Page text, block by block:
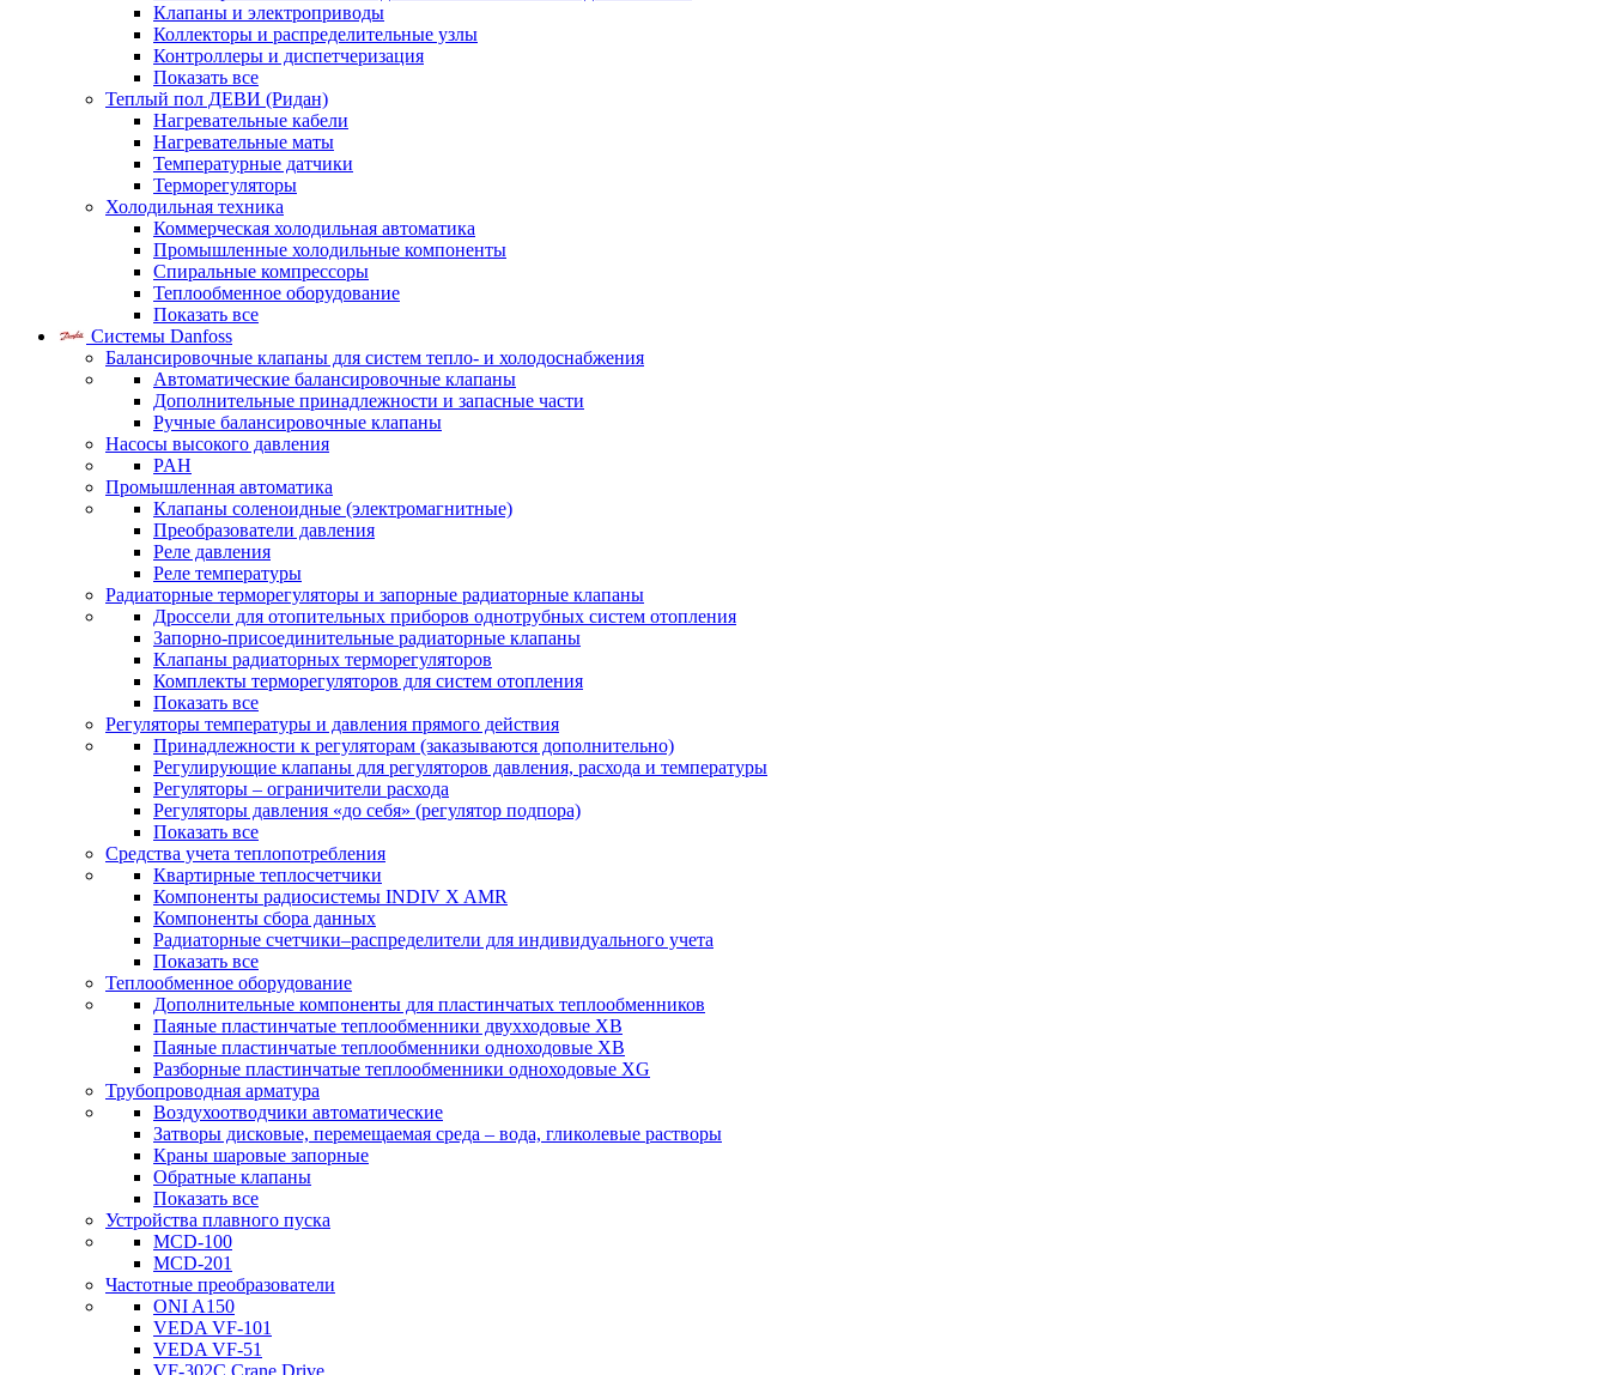
Клапаны и электроприводы
Коллекторы и распределительные узлы
Контроллеры и диспетчеризация
Показать все
Теплый пол ДЕВИ (Ридан)
Нагревательные кабели
Нагревательные маты
Температурные датчики
Терморегуляторы
Холодильная техника
Коммерческая холодильная автоматика
Промышленные холодильные компоненты
Спиральные компрессоры
Теплообменное оборудование
Показать все
Системы Danfoss
Балансировочные клапаны для систем тепло- и холодоснабжения
Автоматические балансировочные клапаны
Дополнительные принадлежности и запасные части
Ручные балансировочные клапаны
Насосы высокого давления
PAH
Промышленная автоматика
Клапаны соленоидные (электромагнитные)
Преобразователи давления
Реле давления
Реле температуры
Радиаторные терморегуляторы и запорные радиаторные клапаны
Дроссели для отопительных приборов однотрубных систем отопления
Запорно-присоединительные радиаторные клапаны
Клапаны радиаторных терморегуляторов
Комплекты терморегуляторов для систем отопления
Показать все
Регуляторы температуры и давления прямого действия
Принадлежности к регуляторам (заказываются дополнительно)
Регулирующие клапаны для регуляторов давления, расхода и температуры
Регуляторы – ограничители расхода
Регуляторы давления «до себя» (регулятор подпора)
Показать все
Средства учета теплопотребления
Квартирные теплосчетчики
Компоненты радиосистемы INDIV X AMR
Компоненты сбора данных
Радиаторные счетчики–распределители для индивидуального учета
Показать все
Теплообменное оборудование
Дополнительные компоненты для пластинчатых теплообменников
Паяные пластинчатые теплообменники двухходовые XB
Паяные пластинчатые теплообменники одноходовые ХВ
Разборные пластинчатые теплообменники одноходовые ХG
Трубопроводная арматура
Воздухоотводчики автоматические
Затворы дисковые, перемещаемая среда – вода, гликолевые растворы
Краны шаровые запорные
Обратные клапаны
Показать все
Устройства плавного пуска
MCD-100
MCD-201
Частотные преобразователи
ONI A150
VEDA VF-101
VEDA VF-51
VF-302C Crane Drive